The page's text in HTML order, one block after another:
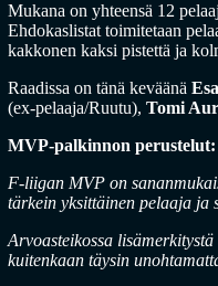
Mukana on yhteensä 12
Ehdokaslistat toimitetaan
kakkonen kaksi pistettä ja
Raadissa on tänä keväänä
(ex-pelaaja/Ruutu), Tomi
MVP-palkinnon perustelut:
F-liigan MVP on
tärkein yksittäinen pelaaja ja
Arvoasteikossa
kuitenkaan täysin